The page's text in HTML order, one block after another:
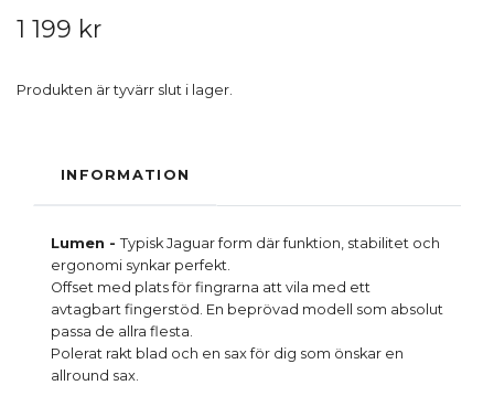
1 199 kr
Produkten är tyvärr slut i lager.
INFORMATION
Lumen - Typisk Jaguar form där funktion, stabilitet och
ergonomi synkar perfekt.
Offset med plats för fingrarna att vila med ett
avtagbart fingerstöd. En beprövad modell som absolut
passa de allra flesta.
Polerat rakt blad och en sax för dig som önskar en
allround sax.